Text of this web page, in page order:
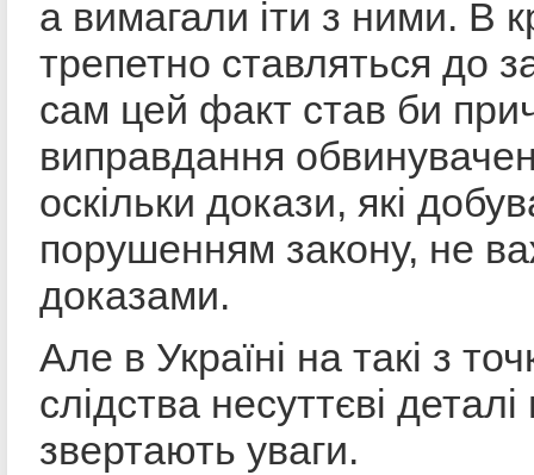
а вимагали іти з ними. В
трепетно ставляться до
сам цей факт став би
виправдання
оскільки докази, які
порушенням закону, не
доказами.
Але в Україні на такі з
слідства несуттєві деталі
звертають уваги.